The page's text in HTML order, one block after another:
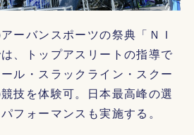
ーバンスポーツの祭典「ＮＩ
、トップアスリートの指導で
ル・スラックライン・スクー
技を体験可。日本最高峰の選
フォーマンスも実施する。